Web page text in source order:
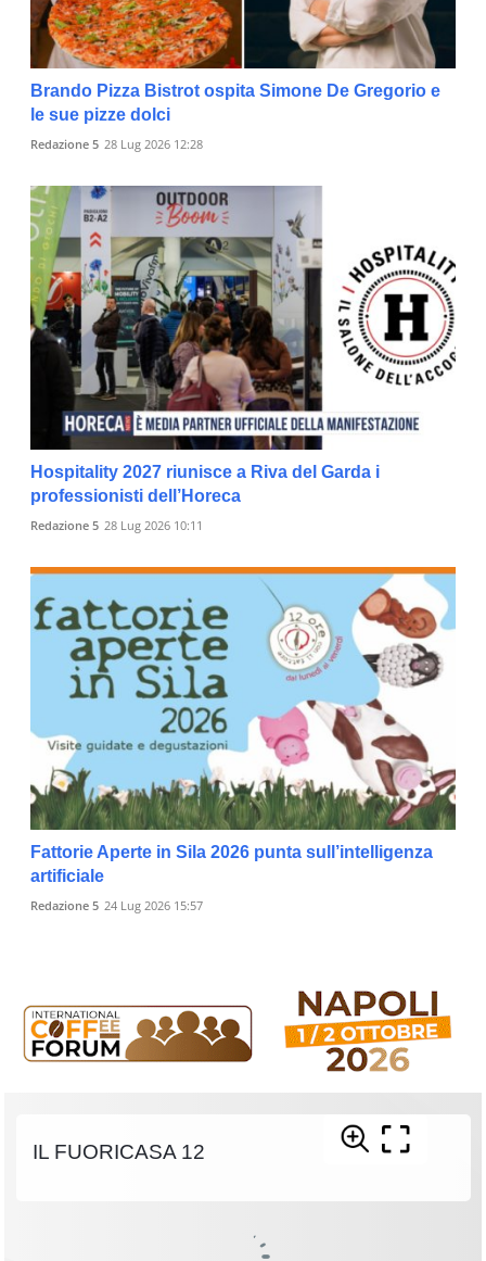
Brando Pizza Bistrot ospita Simone De Gregorio e
le sue pizze dolci
Redazione 5 28 Lug 2026 12:28
Hospitality 2027 riunisce a Riva del Garda i
professionisti dell’Horeca
Redazione 5 28 Lug 2026 10:11
Fattorie Aperte in Sila 2026 punta sull’intelligenza
artificiale
Redazione 5 24 Lug 2026 15:57